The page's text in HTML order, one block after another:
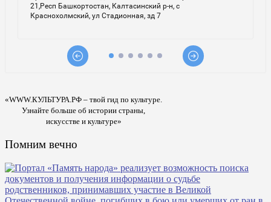
«WWW.КУЛЬТУРА.РФ – твой гид по культуре.
Узнайте больше об истории страны,
искусстве и культуре»
Помним вечно